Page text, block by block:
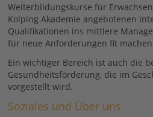
Weiterbildungskurse für
Kolping Akademie angebotenen
Qualifikationen ins mittlere
für neue Anforderungen fit
Ein wichtiger Bereich ist auch die
Gesundheitsförderung, die im
vorgestellt wird.
Soziales und Über uns